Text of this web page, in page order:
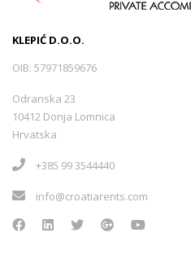
KLEPIĆ D.O.O.
OIB: 57971859676
Odranska 23
10412 Donja Lomnica
Hrvatska
+385 99 3544440
info@croatiarents.com